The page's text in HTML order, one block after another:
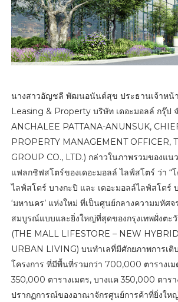
นางสาวอัญชลี พัฒนอนันต์สุข ประธานเจ้าหน้
Leasing & Property บริษัท เดอะมอลล์ กรุ๊ป
ANCHALEE PATTANA-ANUNSUK,
PROPERTY MANAGEMENT OFFICER,
GROUP CO., LTD.) กล่าวในภาพรวมของแน
แฟลกชิฟสโตร์ของเดอะมอลล์ ไลฟ์สโตร์ ว่า “โ
ไลฟ์สโตร์ บางกะปิ และ เดอะมอลล์ไลฟ์สโตร์
‘มหานคร’ แห่งใหม่ ที่เป็นศูนย์กลางความมหัศ
สมบูรณ์แบบและยิ่งใหญ่ที่สุดของกรุงเทพฝั่งตะ
(THE MALL LIFESTORE – NEW
URBAN LIVING) บนทำเลที่มีศักยภาพการเ
โครงการ ที่มีพื้นที่รวมกว่า 700,000 ตารางเม
350,000 ตารางเมตร, บางแค 350,000 ตารา
ปรากฏการณ์ของอาณาจักรศูนย์การค้าที่ยิ่งให